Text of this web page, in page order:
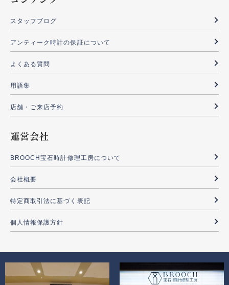
スタッフブログ
アンティーク時計の保証について
よくある質問
用語集
店舗・ご来店予約
運営会社
BROOCH宝石時計修理工房について
会社概要
特定商取引法に基づく表記
個人情報保護方針